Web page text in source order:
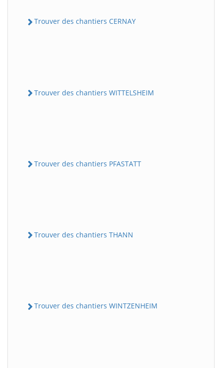
Trouver des chantiers CERNAY
Trouver des chantiers WITTELSHEIM
Trouver des chantiers PFASTATT
Trouver des chantiers THANN
Trouver des chantiers WINTZENHEIM